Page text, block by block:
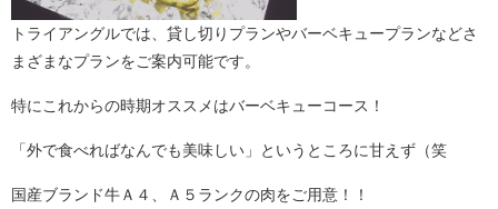
トライアングルでは、貸し切りプランやバーベキュープランなどさ
まざまなプランをご案内可能です。
特にこれからの時期オススメはバーベキューコース！
「外で食べればなんでも美味しい」というところに甘えず（笑
国産ブランド牛Ａ４、Ａ５ランクの肉をご用意！！